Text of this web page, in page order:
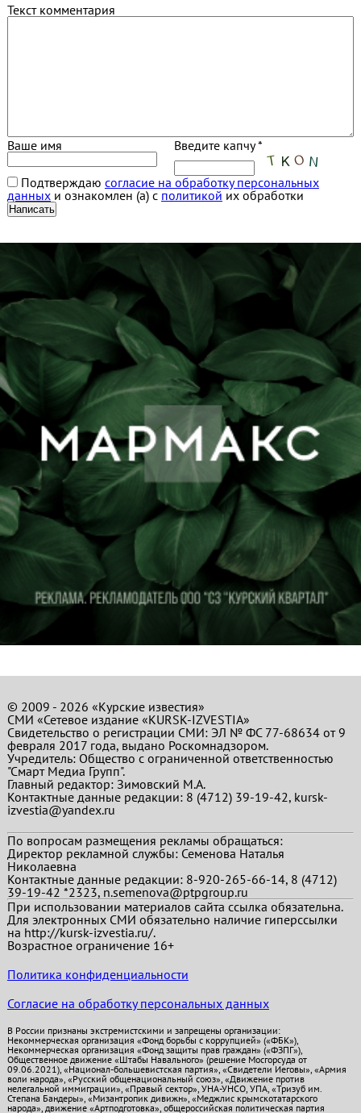
Текст комментария
Ваше имя Введите капчу *
Подтверждаю согласие на обработку персональных
данныхи ознакомлен (а) с политикой их обработки
© 2009 - 2026 «Курские известия»
СМИ «Сетевое издание «KURSK-IZVESTIA»
Свидетельство о регистрации СМИ: ЭЛ № ФС 77-68634 от 9
февраля 2017 года, выдано Роскомнадзором.
Учредитель: Общество с ограниченной ответственностью
"Смарт Медиа Групп".
Главный редактор:Зимовский М.А.
Контактные данные редакции: 8 (4712) 39-19-42, kursk-
izvestia@yandex.ru
По вопросам размещения рекламы обращаться:
Директор рекламной службы: Семенова Наталья
Николаевна
Контактные данные редакции: 8-920-265-66-14, 8 (4712)
39-19-42 *2323, n.semenova@ptpgroup.ru
При использовании материалов сайта ссылка обязательна.
Для электронных СМИ обязательно наличие гиперссылки
на http://kursk-izvestia.ru/.
Возрастное ограничение 16+
Политика конфиденциальности
Согласие на обработку персональных данных
В России признаны экстремистскими и запрещены организации:
Некоммерческая организация «Фонд борьбы с коррупцией» («ФБК»),
Некоммерческая организация «Фонд защиты прав граждан» («ФЗПГ»),
Общественное движение «Штабы Навального» (решение Мосгорсуда от
09.06.2021), «Национал-большевистская партия», «Свидетели Иеговы», «Армия
воли народа», «Русский общенациональный союз», «Движение против
нелегальной иммиграции», «Правый сектор», УНА-УНСО, УПА, «Тризуб им.
Степана Бандеры», «Мизантропик дивижн», «Меджлис крымскотатарского
народа», движение «Артподготовка», общероссийская политическая партия